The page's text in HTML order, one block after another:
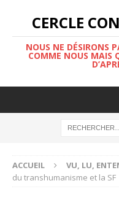
CERCLE
NOUS NE DÉSIRONS
COMME NOUS MAIS
ACCUEIL VU, LU,
du transhumanisme et la SF